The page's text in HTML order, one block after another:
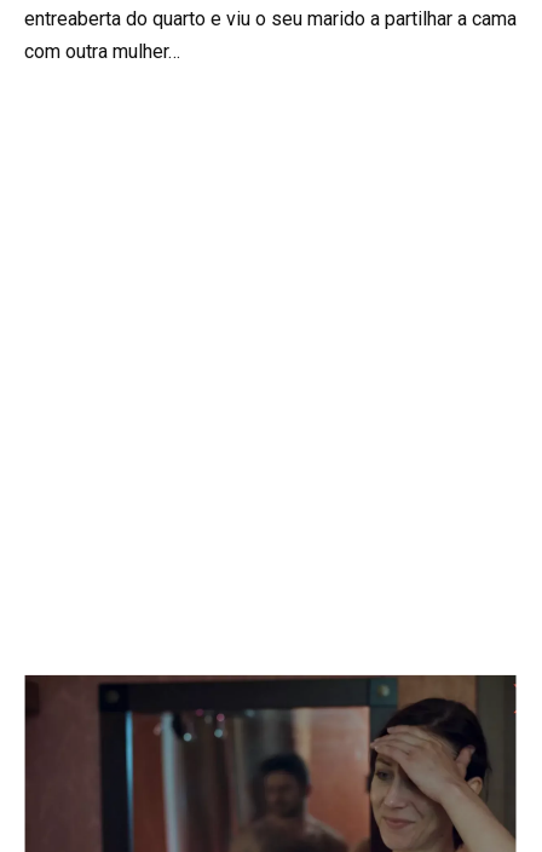
entreaberta do quarto e viu o seu marido a partilhar a cama
com outra mulher…